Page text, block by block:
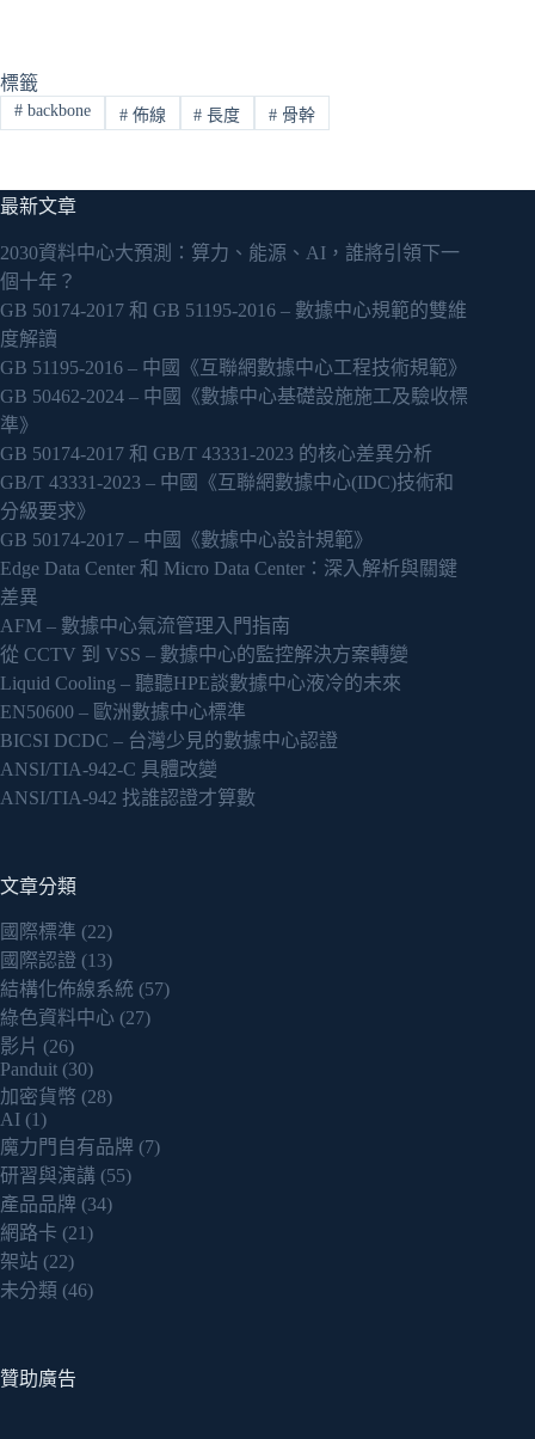
標籤
#backbone #佈線 # 長度 # 骨幹
最新文章
2030資料中心大預測：算力、能源、AI，誰將引領下一
個十年？
GB 50174-2017 和 GB 51195-2016 – 數據中心規範的雙維
度解讀
GB 51195-2016 – 中國《互聯網數據中心工程技術規範》
GB 50462-2024 – 中國《數據中心基礎設施施工及驗收標
準》
GB 50174-2017 和 GB/T 43331-2023 的核心差異分析
GB/T 43331-2023 – 中國《互聯網數據中心(IDC)技術和
分級要求》
GB 50174-2017 – 中國《數據中心設計規範》
Edge Data Center 和 Micro Data Center：深入解析與關鍵
差異
AFM – 數據中心氣流管理入門指南
從 CCTV 到 VSS – 數據中心的監控解決方案轉變
Liquid Cooling – 聽聽HPE談數據中心液冷的未來
EN50600 – 歐洲數據中心標準
BICSI DCDC – 台灣少見的數據中心認證
ANSI/TIA-942-C 具體改變
ANSI/TIA-942 找誰認證才算數
文章分類
國際標準 (22)
國際認證 (13)
結構化佈線系統 (57)
綠色資料中心 (27)
影片 (26)
Panduit (30)
加密貨幣 (28)
AI (1)
魔力門自有品牌 (7)
研習與演講 (55)
產品品牌 (34)
網路卡 (21)
架站 (22)
未分類 (46)
贊助廣告